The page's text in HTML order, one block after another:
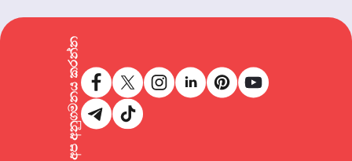
අප අනුගමනය කරන්න